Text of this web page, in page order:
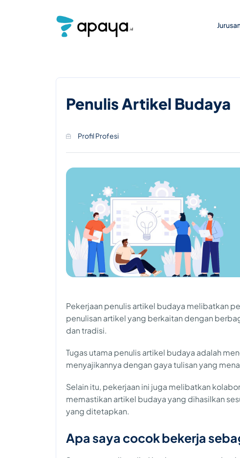
Penulis Artikel Budaya
Profil Profesi
Pekerjaan penulis artikel budaya melibatkan
penulisan artikel yang berkaitan dengan
dan tradisi.
Tugas utama penulis artikel budaya adalah
menyajikannya dengan gaya tulisan yang
Selain itu, pekerjaan ini juga melibatkan
memastikan artikel budaya yang dihasilkan
yang ditetapkan.
Apa saya cocok bekerja